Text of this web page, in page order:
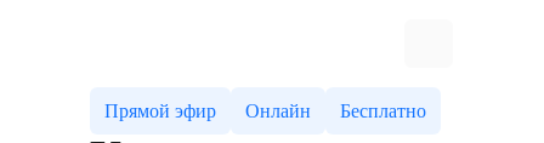
Прямой эфир Онлайн Бесплатно